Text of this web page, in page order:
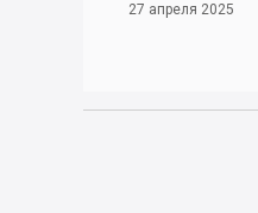
27 апреля 2025